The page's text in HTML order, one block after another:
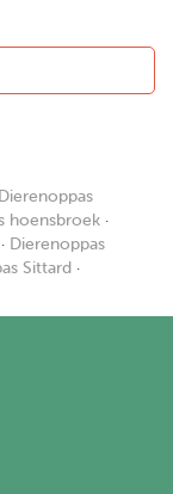
Dierenoppas
hoensbroek ·
· Dierenoppas
Sittard ·